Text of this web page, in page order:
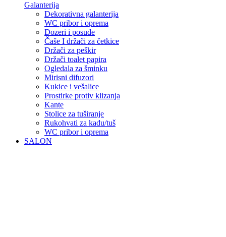
Galanterija
Dekorativna galanterija
WC pribor i oprema
Dozeri i posude
Čaše I držači za četkice
Držači za peškir
Držači toalet papira
Ogledala za šminku
Mirisni difuzori
Kukice i vešalice
Prostirke protiv klizanja
Kante
Stolice za tuširanje
Rukohvati za kadu/tuš
WC pribor i oprema
SALON